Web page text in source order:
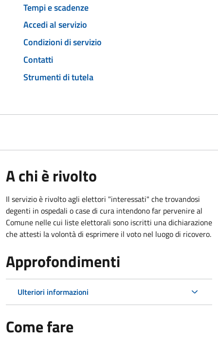
Tempi e scadenze
Accedi al servizio
Condizioni di servizio
Contatti
Strumenti di tutela
A chi è rivolto
Il servizio è rivolto agli elettori "interessati" che trovandosi
degenti in ospedali o case di cura intendono far pervenire al
Comune nelle cui liste elettorali sono iscritti una dichiarazione
che attesti la volontà di esprimere il voto nel luogo di ricovero.
Approfondimenti
Ulteriori informazioni
Come fare